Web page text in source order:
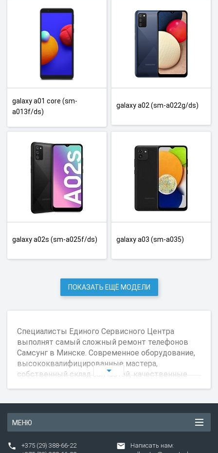
galaxy a01 core (sm-
a013f/ds)
galaxy a02 (sm-a022g/ds)
galaxy a02s (sm-a025f/ds) galaxy a03 (sm-a035)
ПОКАЗАТЬ ЕЩЁ МОДЕЛИ
Специалисты Единого Сервисного Центра
выполнят самый сложный ремонт телефонов
Самсунг в Минске. Современное оборудование,
высококвалифицированные мастера,
собственный склад запчастей, качественные
Причины обращения в ЕСЦ:
Повреждение экрана (трещины на дисплее и
МЕНЮ
+375 (29) 388-66-22
Написать нам: